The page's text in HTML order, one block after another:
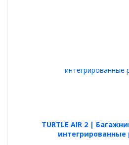
TURTLE AIR 2 |
интегрированные